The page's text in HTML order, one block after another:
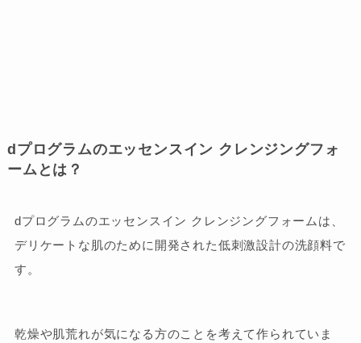
dプログラムのエッセンスイン クレンジングフォ
ームとは？
dプログラムのエッセンスイン クレンジングフォームは、
デリケートな肌のために開発された低刺激設計の洗顔料で
す。
乾燥や肌荒れが気になる方のことを考えて作られていま